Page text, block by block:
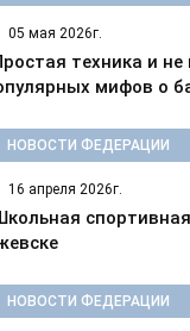
05 мая 2026г.
техника и
мифов о
НОВОСТИ ФЕДЕРАЦИИ
16 апреля 2026г.
НОВОСТИ ФЕДЕРАЦИИ